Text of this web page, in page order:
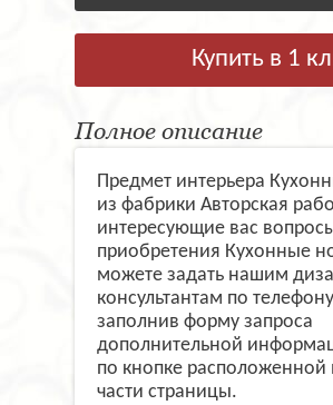
Купить в 1
Полное описание
Предмет интерьера
из фабрики Авторская
интересующие вас
приобретения Кухонные
можете задать нашим
консультантам по
заполнив форму запроса
дополнительной
по кнопке
части страницы.